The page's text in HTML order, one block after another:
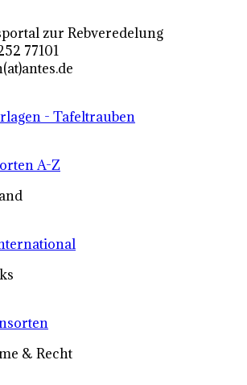
zur Rebveredelung
77101
- Tafeltrauben
A-Z
& Recht